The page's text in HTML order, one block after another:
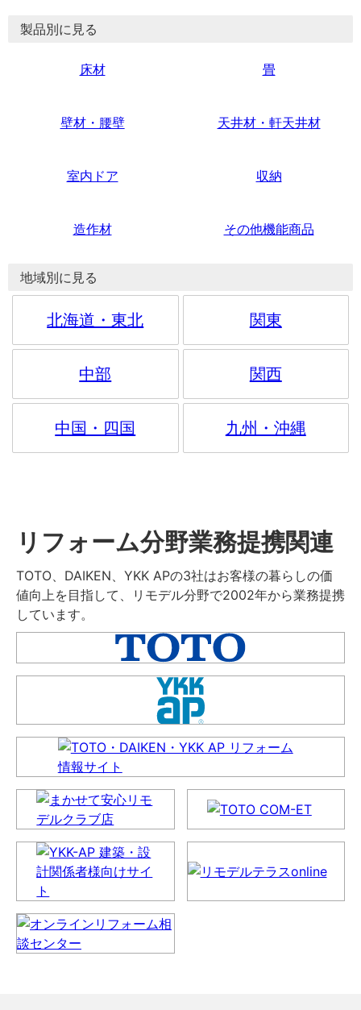
製品別に見る
床材 畳
壁材・腰壁 天井材・軒天井材
室内ドア 収納
造作材 その他機能商品
地域別に見る
北海道・東北 関東
中部 関西
中国・四国 九州・沖縄
リフォーム分野業務提携関連
TOTO、DAIKEN、YKK APの3社はお客様の暮らしの価
値向上を目指して、リモデル分野で2002年から業務提携
しています。